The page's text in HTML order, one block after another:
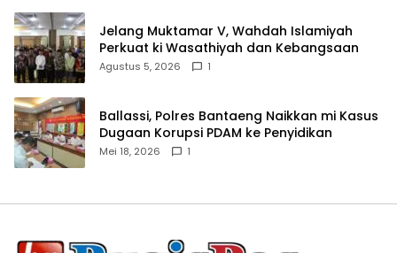
Jelang Muktamar V, Wahdah Islamiyah
Perkuat ki Wasathiyah dan Kebangsaan
Agustus 5, 2026 1
Ballassi, Polres Bantaeng Naikkan mi Kasus
Dugaan Korupsi PDAM ke Penyidikan
Mei 18, 2026 1